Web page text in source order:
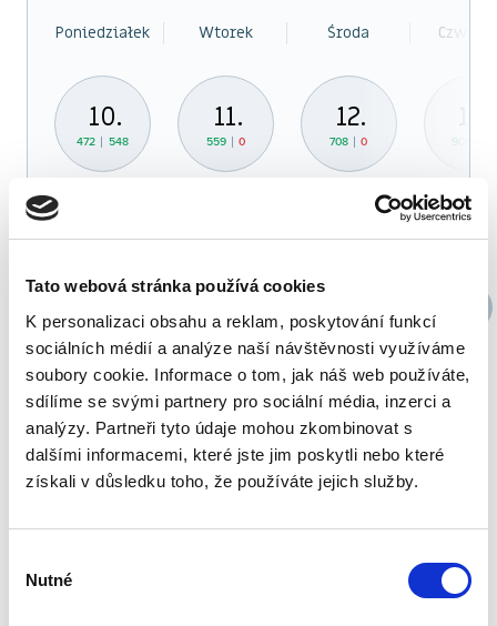
Tato webová stránka používá cookies
K personalizaci obsahu a reklam, poskytování funkcí
sociálních médií a analýze naší návštěvnosti využíváme
soubory cookie. Informace o tom, jak náš web používáte,
sdílíme se svými partnery pro sociální média, inzerci a
analýzy. Partneři tyto údaje mohou zkombinovat s
dalšími informacemi, které jste jim poskytli nebo které
získali v důsledku toho, že používáte jejich služby.
souhlasu
Nutné
Poniedziałek Wtorek Środa
10.
472 548
11.
559 0
12.
708 0 909
17. 18. 19. 20.
24.
3126
25. 26. 27.
3257
31. 01. 02.